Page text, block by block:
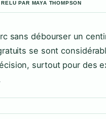
PAR MAYA THOMPSON
sans débourser un
se sont
surtout pour des